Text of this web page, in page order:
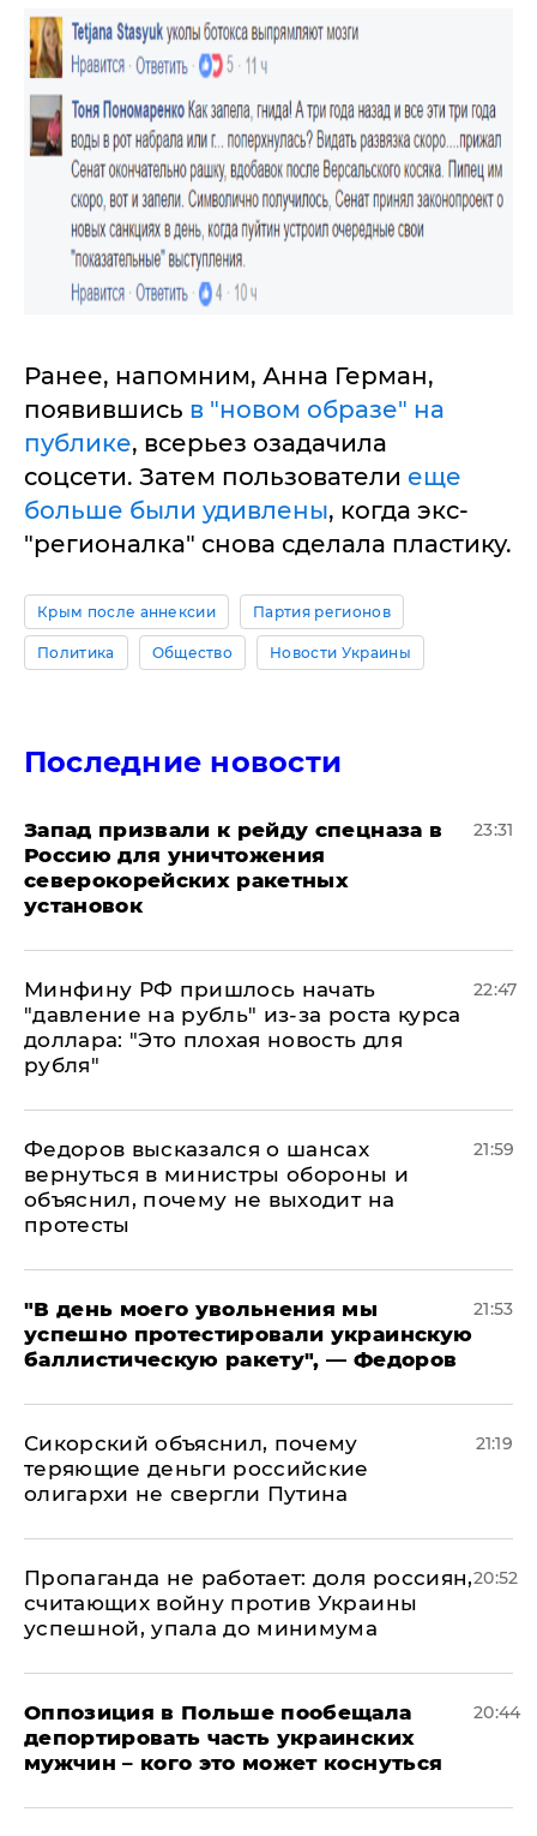
Ранее, напомним, Анна Герман,
появившись в "новом образе" на
публике, всерьез озадачила
соцсети. Затем пользователи еще
больше были удивлены, когда экс-
"регионалка" снова сделала пластику.
Крым после аннексии Партия регионов
Политика Общество Новости Украины
Последние новости
Запад призвали к рейду спецназа в
Россию для уничтожения
северокорейских ракетных
установок
23:31
Минфину РФ пришлось начать
"давление на рубль" из-за роста курса
доллара: "Это плохая новость для
рубля"
22:47
Федоров высказался о шансах
вернуться в министры обороны и
объяснил, почему не выходит на
протесты
21:59
​"В день моего увольнения мы
успешно протестировали украинскую
баллистическую ракету", — Федоров
21:53
Сикорский объяснил, почему
теряющие деньги российские
олигархи не свергли Путина
21:19
​Пропаганда не работает: доля россиян,
считающих войну против Украины
успешной, упала до минимума
20:52
Оппозиция в Польше пообещала
депортировать часть украинских
мужчин – кого это может коснуться
20:44